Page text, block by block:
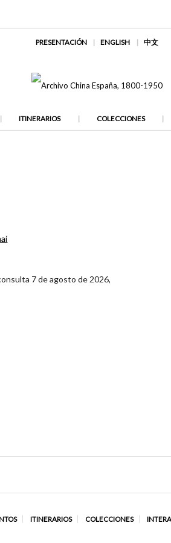
PRESENTACIÓN ENGLISH 中文
ITINERARIOS COLECCIONES
7 de agosto de 2026,
ITINERARIOS COLECCIONES